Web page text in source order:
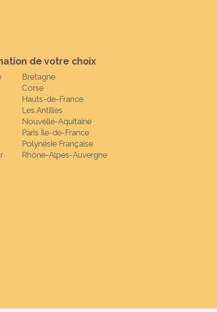
de votre choix
Bretagne
Corse
Hauts-de-France
Les Antilles
Nouvelle-Aquitaine
Paris Île-de-France
Polynésie Française
Rhône-Alpes-Auvergne